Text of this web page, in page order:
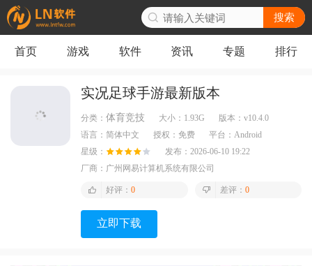
搜索
首页 游戏 软件 资讯 专题 排行
实况足球手游最新版本
分类： 体育竞技 大小： 1.93G 版本： v10.4.0
语言： 简体中文 授权： 免费 平台： Android
星级：
发布： 2026-06-10 19:22
厂商： 广州网易计算机系统有限公司
好评： 0 差评： 0
立即下载